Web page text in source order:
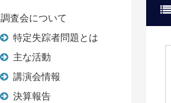
調査会について
特定失踪者問題とは
主な活動
講演会情報
決算報告